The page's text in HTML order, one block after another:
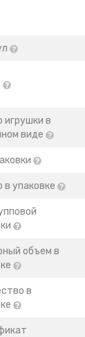
игрушки в
виде
в упаковке
объем в
в